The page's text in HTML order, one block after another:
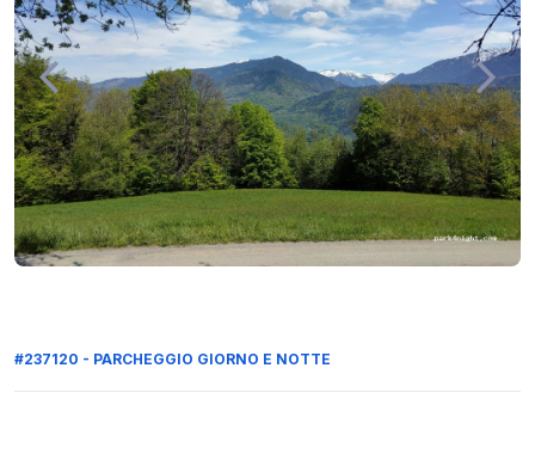
#237120 - PARCHEGGIO GIORNO E NOTTE